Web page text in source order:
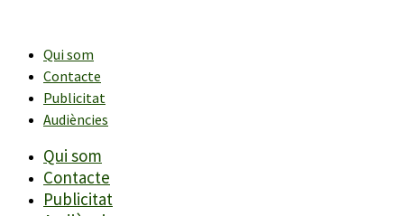
contingutQui som
Contacte
Publicitat
Audiències
Qui som
Contacte
Publicitat